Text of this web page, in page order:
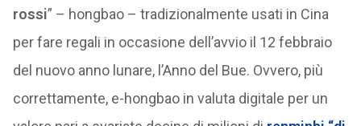
rossi” – hongbao – tradizionalmente usati in Cina
per fare regali in occasione dell’avvio il 12 febbraio
del nuovo anno lunare, l’Anno del Bue. Ovvero, più
correttamente, e-hongbao in valuta digitale per un